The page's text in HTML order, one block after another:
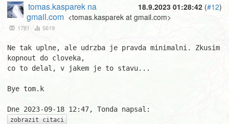
18.9.2023 01:28:42 (#12)
tomas.kasparek na
gmail.com <tomas.kasparek at gmail.com>
1781 5619
Ne tak uplne, ale udrzba je pravda minimalni. Zkusim
kopnout do cloveka,
co to delal, v jakem je to stavu...
Bye tom.k
zobrazit citaci